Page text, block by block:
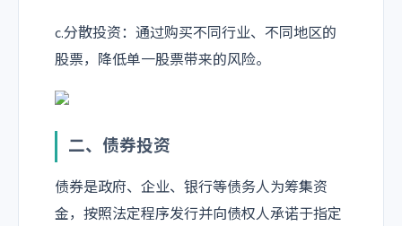
c.分散投资：通过购买不同行业、不同地区的
股票，降低单一股票带来的风险。
二、债券投资
债券是政府、企业、银行等债务人为筹集资
金，按照法定程序发行并向债权人承诺于指定